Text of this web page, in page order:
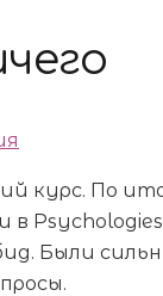
курс. По
в
Были